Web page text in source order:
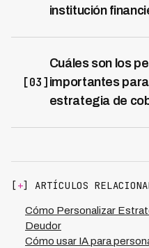
institución
selección de canales
La plataforma Kleva
IA que analiza patrones
de cada deudor,
70% y mejoras en
continuamente de cada
aumentar la carga
cobranza.
[03]
Cuáles son los
importantes
estrategia de
cumplimiento (defaulters
segmentación también
preferido de cada grupo y
mensajes. Kleva ha
comportamiento
países de LATAM que
[+] ARTÍCULOS
Cómo Personalizar
Deudor
Cómo usar IA para